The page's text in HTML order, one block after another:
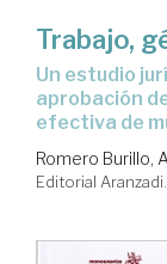
Trabajo,
un estudio jurídico-laboral tras diez años de la
aprobación
efectiva de
Romero Burillo,
Editorial